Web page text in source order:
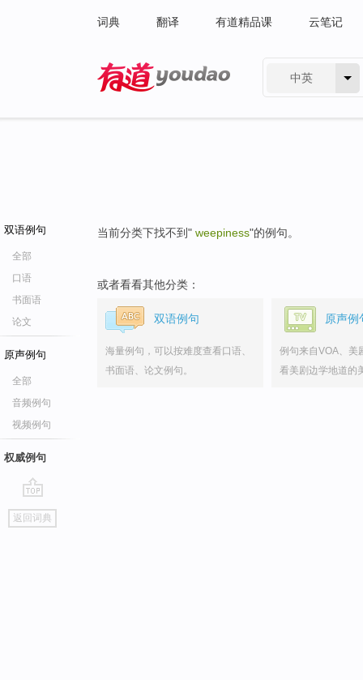
词典 翻译 有道精品课 云笔记
中英
双语例句
全部
口语
书面语
论文
原声例句
全部
音频例句
视频例句
权威例句
go
top
返回词典
当前分类下找不到" weepiness"的例句。
或者看看其他分类：
双语例句
海量例句，可以按难度查看口语、
书面语、论文例句。
原声例
例句来自VOA、美
看美剧边学地道的